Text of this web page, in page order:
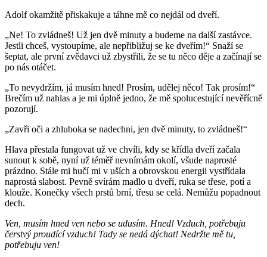
Adolf okamžitě přiskakuje a táhne mě co nejdál od dveří.
„Ne! To zvládneš! Už jen dvě minuty a budeme na další zastávce.
Jestli chceš, vystoupíme, ale nepřibližuj se ke dveřím!“ Snaží se
šeptat, ale první zvědavci už zbystřili, že se tu něco děje a začínají se
po nás otáčet.
„To nevydržím, já musím hned! Prosím, udělej něco! Tak prosím!“
Brečím už nahlas a je mi úplně jedno, že mě spolucestující nevěřícně
pozorují.
„Zavři oči a zhluboka se nadechni, jen dvě minuty, to zvládneš!“
Hlava přestala fungovat už ve chvíli, kdy se křídla dveří začala
sunout k sobě, nyní už téměř nevnímám okolí, všude naprosté
prázdno. Stále mi hučí mi v uších a obrovskou energii vystřídala
naprostá slabost. Pevně svírám madlo u dveří, ruka se třese, potí a
klouže. Konečky všech prstů brní, třesu se celá. Nemůžu popadnout
dech.
Ven, musím hned ven nebo se udusím. Hned! Vzduch, potřebuju
čerstvý proudící vzduch! Tady se nedá dýchat! Nedržte mě tu,
potřebuju ven!